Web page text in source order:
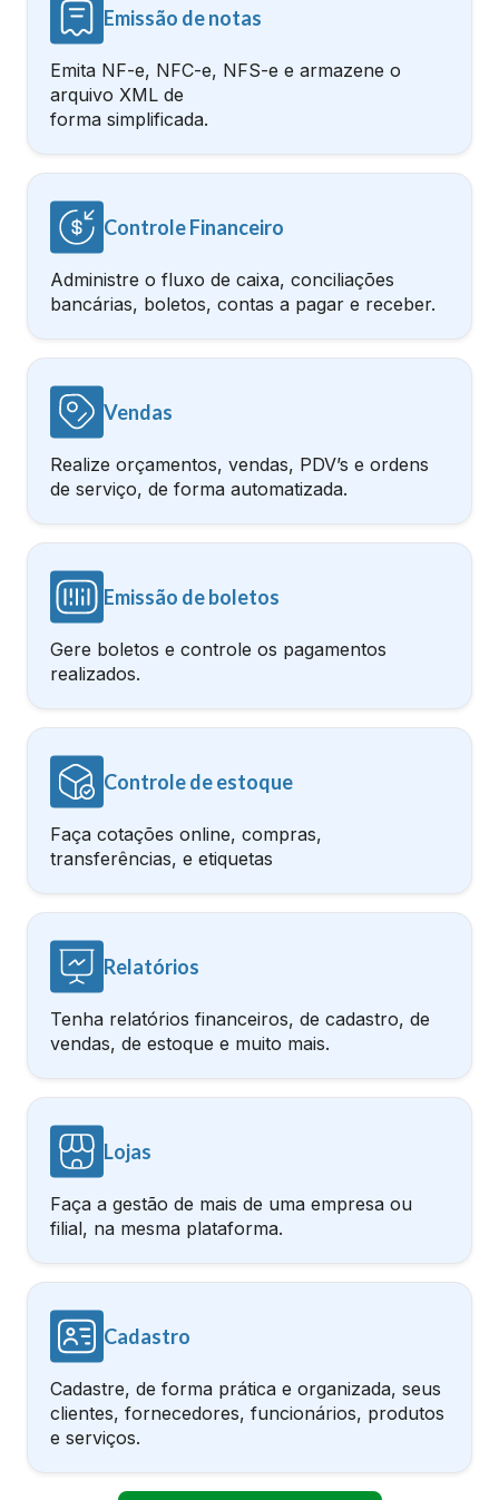
Emissão de notas
Emita NF-e, NFC-e, NFS-e e armazene o
arquivo XML de
forma simplificada.
Controle Financeiro
Administre o fluxo de caixa, conciliações
bancárias, boletos, contas a pagar e receber.
Vendas
Realize orçamentos, vendas, PDV’s e ordens
de serviço, de forma automatizada.
Emissão de boletos
Gere boletos e controle os pagamentos
realizados.
Controle de estoque
Faça cotações online, compras,
transferências, e etiquetas
Relatórios
Tenha relatórios financeiros, de cadastro, de
vendas, de estoque e muito mais.
Lojas
Faça a gestão de mais de uma empresa ou
filial, na mesma plataforma.
Cadastro
Cadastre, de forma prática e organizada, seus
clientes, fornecedores, funcionários, produtos
e serviços.